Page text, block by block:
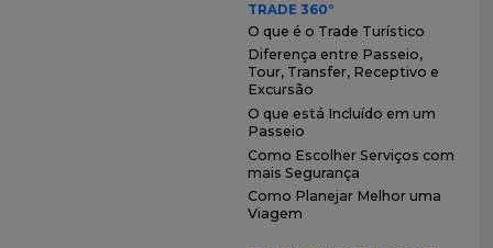
TRADE 360°
O que é o Trade Turístico
Diferença entre Passeio,
Tour, Transfer, Receptivo e
Excursão
O que está Incluído em um
Passeio
Como Escolher Serviços com
mais Segurança
Como Planejar Melhor uma
Viagem